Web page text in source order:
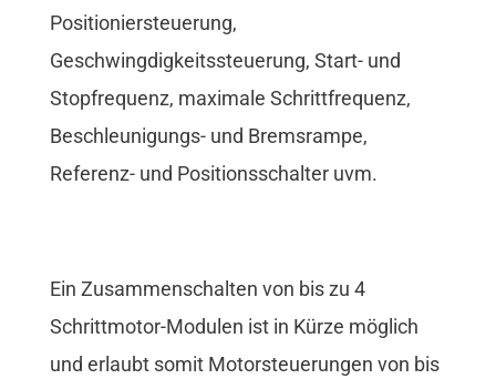
Positioniersteuerung,
Geschwingdigkeitssteuerung, Start- und
Stopfrequenz, maximale Schrittfrequenz,
Beschleunigungs- und Bremsrampe,
Referenz- und Positionsschalter uvm.
Ein Zusammenschalten von bis zu 4
Schrittmotor-Modulen ist in Kürze möglich
und erlaubt somit Motorsteuerungen von bis